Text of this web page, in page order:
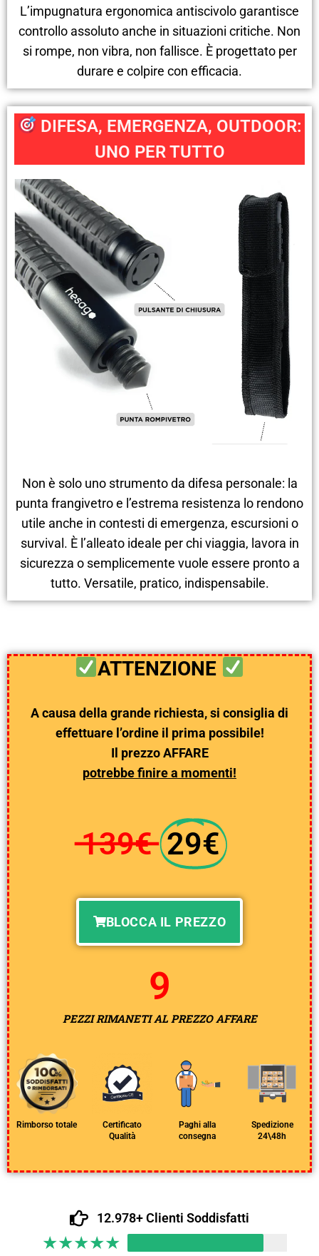
L’impugnatura ergonomica antiscivolo garantisce
controllo assoluto anche in situazioni critiche. Non
si rompe, non vibra, non fallisce. È progettato per
durare e colpire con efficacia.
DIFESA, EMERGENZA, OUTDOOR:
UNO PER TUTTO
Non è solo uno strumento da difesa personale: la
punta frangivetro e l’estrema resistenza lo rendono
utile anche in contesti di emergenza, escursioni o
survival. È l’alleato ideale per chi viaggia, lavora in
sicurezza o semplicemente vuole essere pronto a
tutto. Versatile, pratico, indispensabile.
ATTENZIONE
A causa della grande richiesta, si consiglia di
effettuare l’ordine il prima possibile!
Il prezzo AFFARE
potrebbe finire a momenti!
139€ 29€
BLOCCA IL PREZZO
PEZZI RIMANETI AL PREZZO AFFARE
8
Rimborso totale
Certificato
Qualità
Paghi alla
consegna
Spedizione
24\48h
12.978+ Clienti Soddisfatti
★★★★★